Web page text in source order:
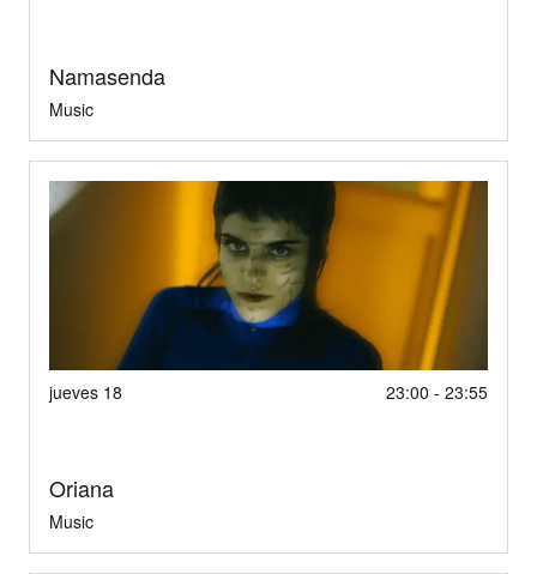
Namasenda
Music
jueves 18 23:00 - 23:55
Oriana
Music